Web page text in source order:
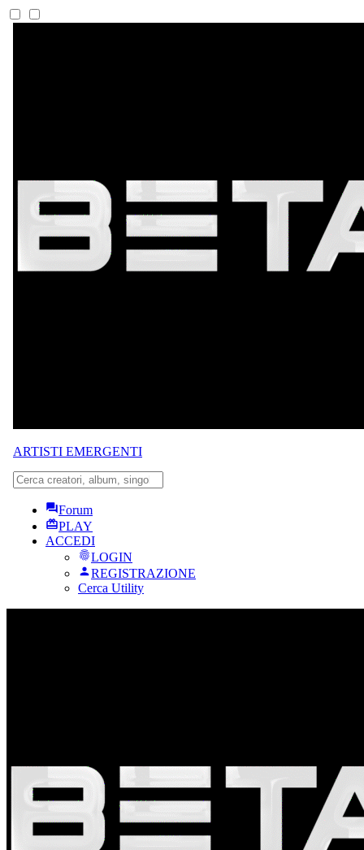
ARTISTI EMERGENTI
Forum
PLAY
ACCEDI
LOGIN
REGISTRAZIONE
Cerca Utility